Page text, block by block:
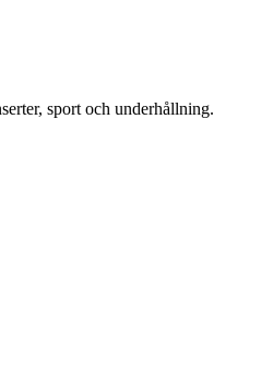
sport och underhållning.